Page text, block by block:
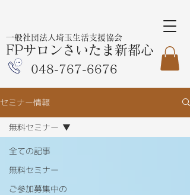
一般社団法人埼玉生活支援協会
FPサロンさいたま新都心
048-767-6676
セミナー情報
全ての記事
無料セミナー
ご参加募集中の
無料セミナー